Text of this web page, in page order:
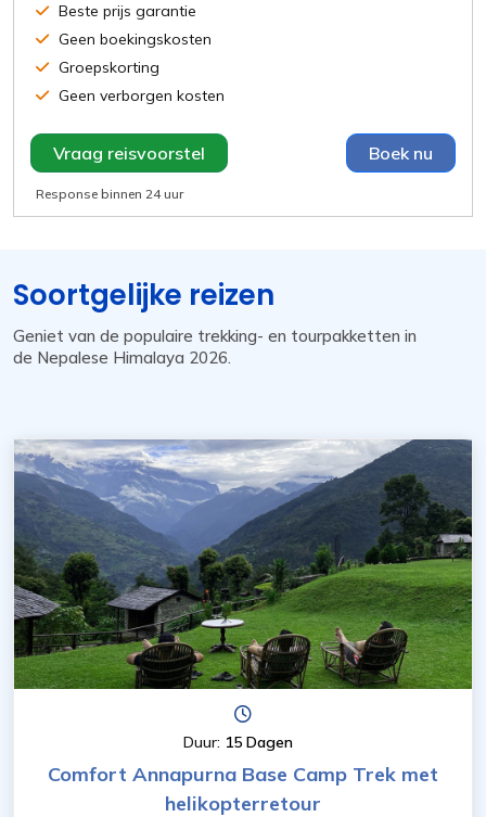
Beste prijs garantie
Geen boekingskosten
Groepskorting
Geen verborgen kosten
Vraag reisvoorstel Boek nu
Response binnen 24 uur
Soortgelijke reizen
Geniet van de populaire trekking- en tourpakketten in
de Nepalese Himalaya 2026.
Duur: 15 Dagen
Comfort Annapurna Base Camp Trek met
helikopterretour